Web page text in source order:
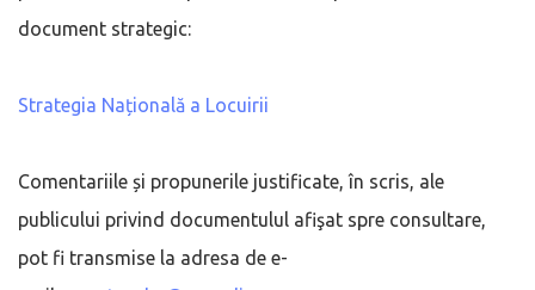
document strategic:
Strategia Națională a Locuirii
Comentariile și propunerile justificate, în scris, ale
publicului privind documentulul afişat spre consultare,
pot fi transmise la adresa de e-